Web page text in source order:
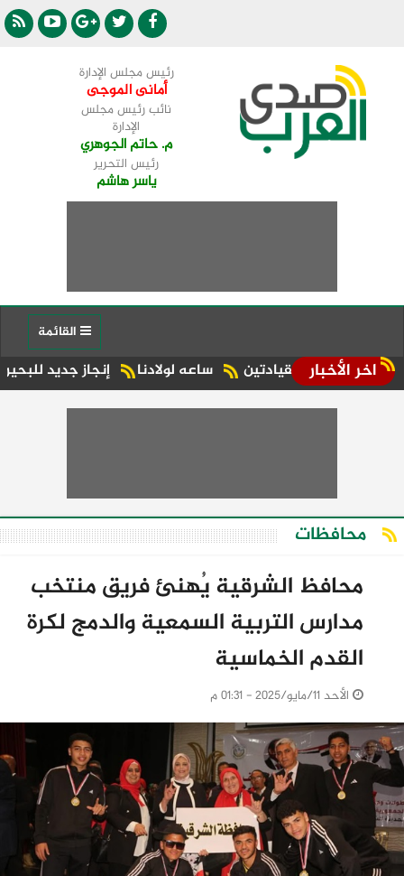
رئيس مجلس الإدارة
أمانى الموجى
نائب رئيس مجلس
الإدارة
م. حاتم الجوهري
رئيس التحرير
ياسر هاشم
اخر الأخبار إنجاز جديد للبحيرة.. شبراخيت وبدر ضمن أفضل 10 وحدات محلية على مستوى ساعه لولادنا القيادتين
محافظات
محافظ الشرقية يُهنئ فريق منتخب
مدارس التربية السمعية والدمج لكرة
القدم الخماسية
الأحد 11/مايو/2025 - 01:31 م